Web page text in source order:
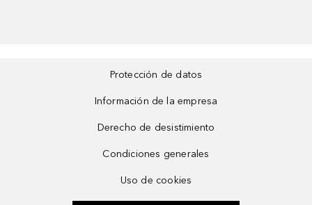
Protección de datos
Información de la empresa
Derecho de desistimiento
Condiciones generales
Uso de cookies